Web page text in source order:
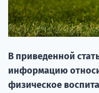
В приведенной
информацию
физическое